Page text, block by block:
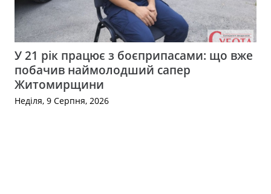
У 21 рік працює з боєприпасами: що вже
побачив наймолодший сапер
Житомирщини
Неділя, 9 Серпня, 2026